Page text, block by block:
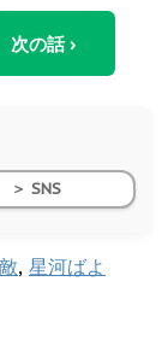
次の話 ›
＞ SNS
, 星河ばよ